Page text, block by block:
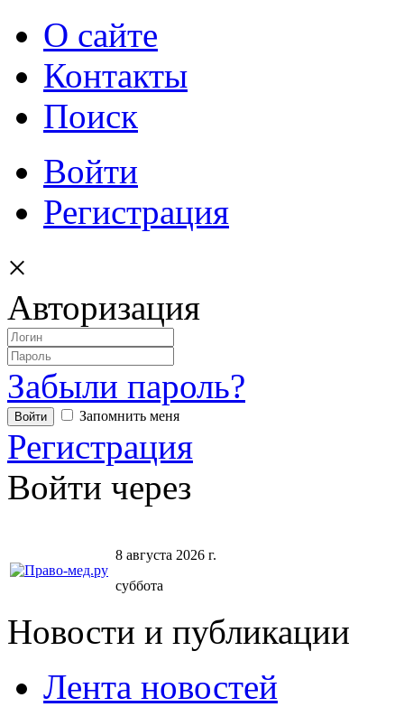
О сайте
Контакты
Поиск
Войти
Регистрация
×
Авторизация
Забыли пароль?
Запомнить меня
Регистрация
Войти через
8 августа 2026 г.
суббота
Новости и публикации
Лента новостей